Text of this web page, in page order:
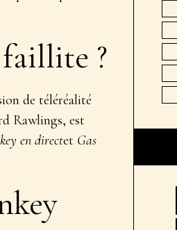
?
de téléréalité
Rawlings, est
en directet Gas